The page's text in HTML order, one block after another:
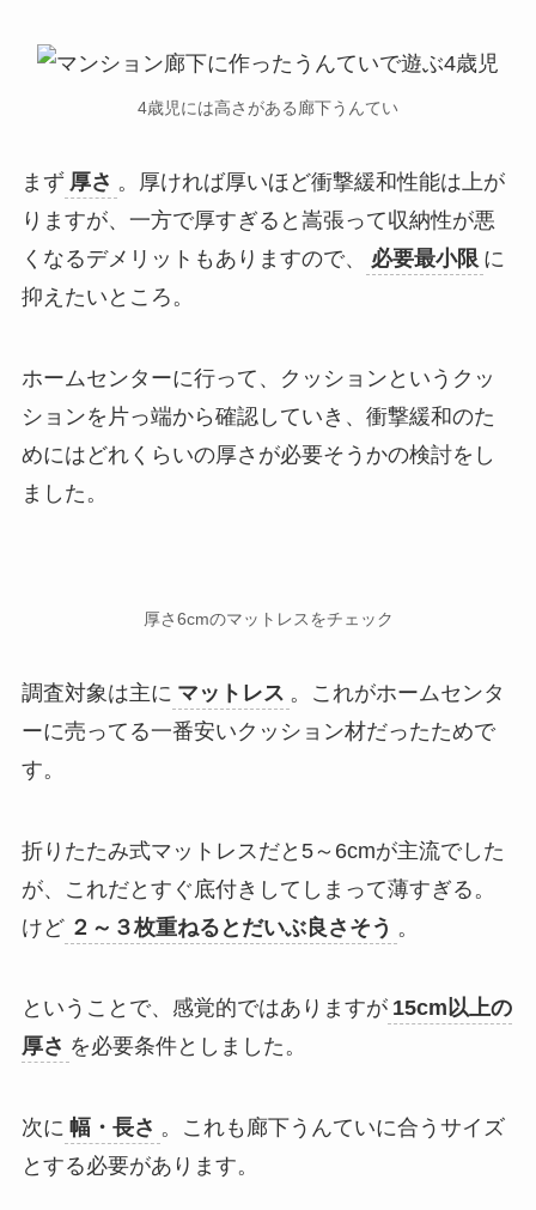
4歳児には高さがある廊下うんてい
まず 厚さ 。厚ければ厚いほど衝撃緩和性能は上が
りますが、一方で厚すぎると嵩張って収納性が悪
くなるデメリットもありますので、
必要最小限 に
抑えたいところ。
ホームセンターに行って、クッションというクッ
ションを片っ端から確認していき、衝撃緩和のた
めにはどれくらいの厚さが必要そうかの検討をし
ました。
厚さ6cmのマットレスをチェック
調査対象は主に マットレス 。これがホームセンタ
ーに売ってる一番安いクッション材だったためで
す。
折りたたみ式マットレスだと5～6cmが主流でした
が、これだとすぐ底付きしてしまって薄すぎる。
けど ２～３枚重ねるとだいぶ良さそう 。
ということで、感覚的ではありますが 15cm以上の
厚さ を必要条件としました。
次に 幅・長さ 。これも廊下うんていに合うサイズ
とする必要があります。